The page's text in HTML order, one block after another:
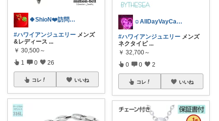
🍀ShioN❤️訪問&お買い上げ 感謝
#ハワイアンジュエリー メンズ
&レディース ...
￥ 30,500～
1 0 26
コレ いいね
☺︎AllDayVayCay☺︎感謝☻*
#ハワイアンジュエリー メンズ
ネクタイピ ...
￥ 32,700～
0 0 2
コレ いいね